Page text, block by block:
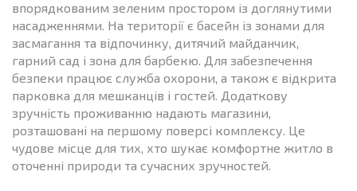
впорядкованим зеленим простором із доглянутими
насадженнями. На території є басейн із зонами для
засмагання та відпочинку, дитячий майданчик,
гарний сад і зона для барбекю. Для забезпечення
безпеки працює служба охорони, а також є відкрита
парковка для мешканців і гостей. Додаткову
зручність проживанню надають магазини,
розташовані на першому поверсі комплексу. Це
чудове місце для тих, хто шукає комфортне житло в
оточенні природи та сучасних зручностей.